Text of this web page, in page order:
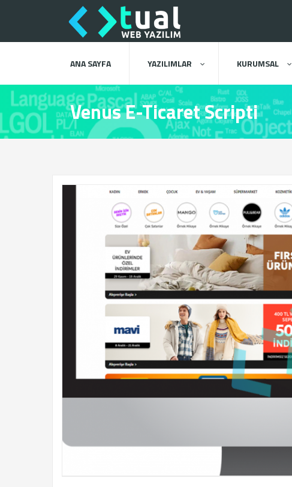
ANA SAYFA YAZILIMLAR KURUMSAL
Venus E-Ticaret Scripti